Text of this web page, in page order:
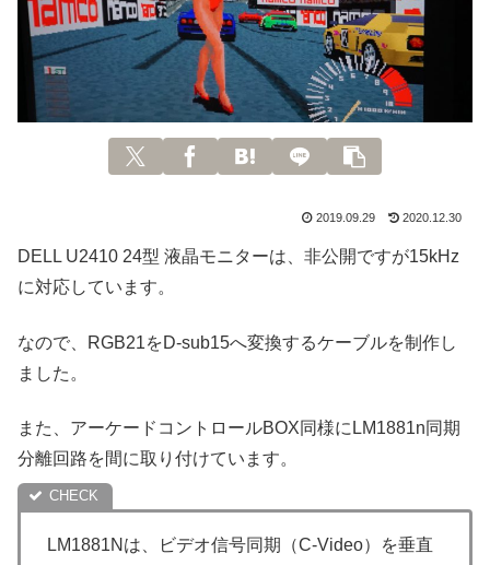
2019.09.29 2020.12.30
DELL U2410 24型 液晶モニターは、非公開ですが15kHz
に対応しています。
なので、RGB21をD-sub15へ変換するケーブルを制作し
ました。
また、アーケードコントロールBOX同様にLM1881n同期
分離回路を間に取り付けています。
LM1881Nは、ビデオ信号同期（C-Video）を垂直